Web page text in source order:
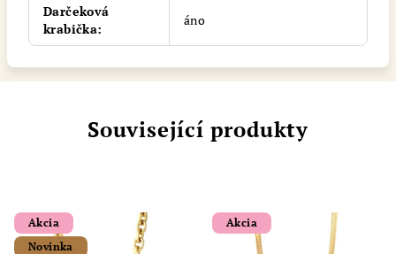
Darčeková
krabička:
áno
Související produkty
Akcia
Novinka
Akcia